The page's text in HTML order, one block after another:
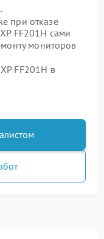
при отказе
FF201H сами
мониторов
FF201H в